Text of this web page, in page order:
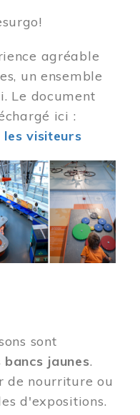
agréable
un ensemble
Le document
ici :
les visiteurs
sont
jaunes.
de nourriture ou
d'expositions.